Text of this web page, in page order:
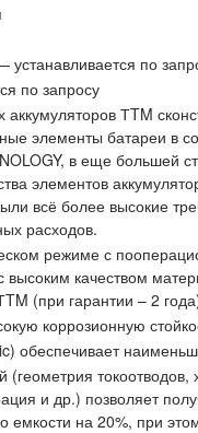
по
по запросу
ТTM
элементы батареи
в еще
элементов
всё более высокие
расходов.
режиме с
высоким качеством
(при гарантии – 2
коррозионную
(геометрия
и др.) позволяет
емкости на 20%, при